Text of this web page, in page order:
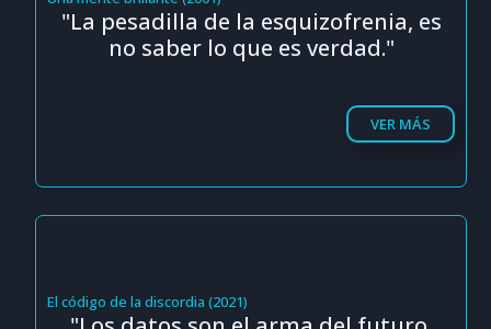
"La pesadilla de la esquizofrenia, es
no saber lo que es verdad."
VER MÁS
El código de la discordia (2021)